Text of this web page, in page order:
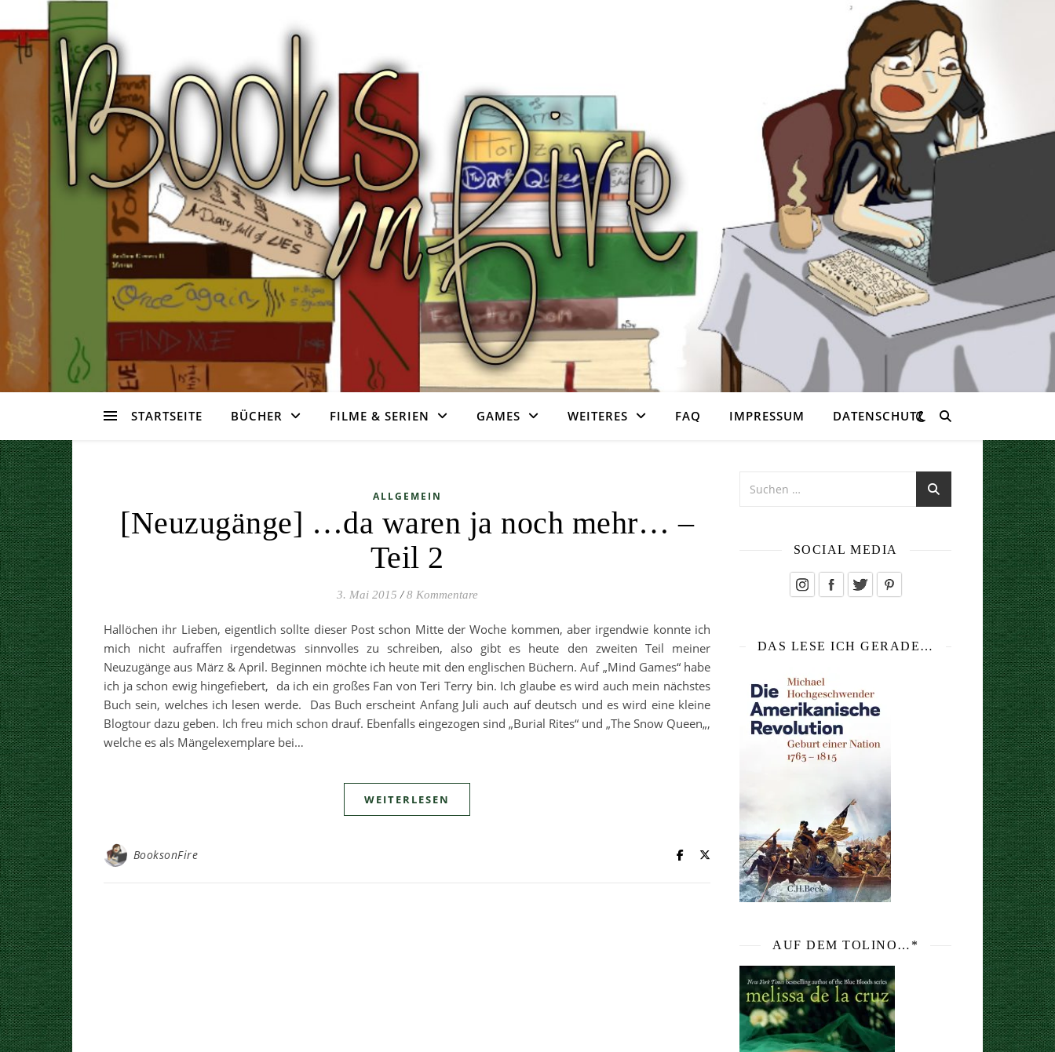
STARTSEITE BÜCHER FILME & SERIEN GAMES WEITERES FAQ IMPRESSUM DATENSCHUTZ
ALLGEMEIN
[Neuzugänge] …da waren ja noch mehr… –
Teil 2
3. Mai 2015 / 8 Kommentare
Hallöchen ihr Lieben, eigentlich sollte dieser Post schon Mitte der Woche kommen, aber irgendwie konnte ich
mich nicht aufraffen irgendetwas sinnvolles zu schreiben, also gibt es heute den zweiten Teil meiner
Neuzugänge aus März & April. Beginnen möchte ich heute mit den englischen Büchern. Auf „Mind Games“ habe
ich ja schon ewig hingefiebert, da ich ein großes Fan von Teri Terry bin. Ich glaube es wird auch mein nächstes
Buch sein, welches ich lesen werde. Das Buch erscheint Anfang Juli auch auf deutsch und es wird eine kleine
Blogtour dazu geben. Ich freu mich schon drauf. Ebenfalls eingezogen sind „Burial Rites“ und „The Snow Queen„,
welche es als Mängelexemplare bei…
WEITERLESEN
BooksonFire
SOCIAL MEDIA
DAS LESE ICH GERADE…
AUF DEM TOLINO…*